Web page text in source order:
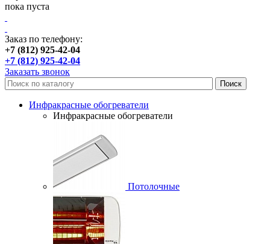
пока пуста
Заказ по телефону:
+7 (812) 925-42-04
+7 (812) 925-42-04
Заказать звонок
Инфракрасные обогреватели
Инфракрасные обогреватели
Потолочные